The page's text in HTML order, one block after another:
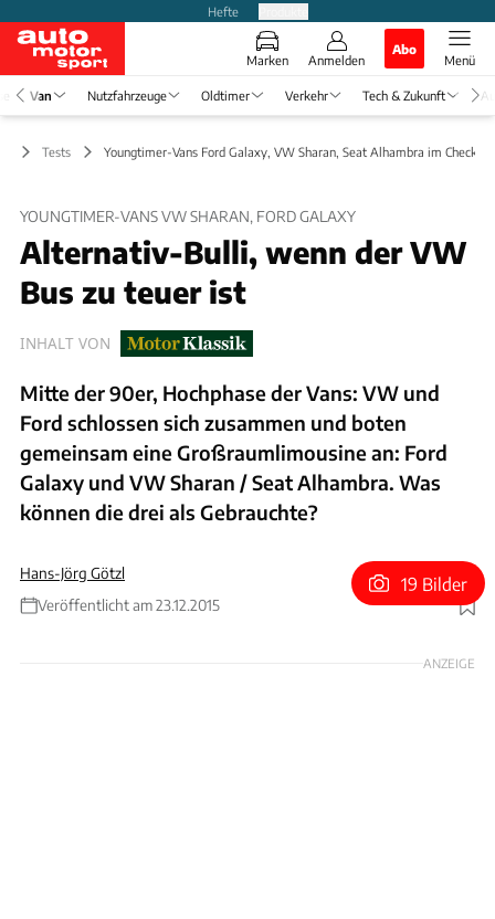
Hefte
Marken Anmelden
Abo
Menü
Van Nutzfahrzeuge Oldtimer Verkehr Tech & Zukunft
Tests Youngtimer-Vans Ford Galaxy, VW Sharan, Seat Alhambra im Check
YOUNGTIMER-VANS VW SHARAN, FORD GALAXY
Alternativ-Bulli, wenn der VW
Bus zu teuer ist
INHALT VON
Mitte der 90er, Hochphase der Vans: VW und
Ford schlossen sich zusammen und boten
gemeinsam eine Großraumlimousine an: Ford
Galaxy und VW Sharan / Seat Alhambra. Was
können die drei als Gebrauchte?
Hans-Jörg Götzl
Veröffentlicht am 23.12.2015
Foto: Archiv
19 Bilder
ANZEIGE